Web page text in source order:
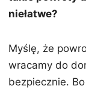
niełatwe?
Myślę, że
wracamy do
bezpiecznie.